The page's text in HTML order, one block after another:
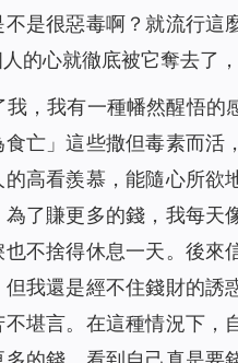
是很惡毒啊？就流行
的心就徹底被它奪去了
，我有一種幡然醒悟
亡」這些撒但毒素而活
的高看羨慕，能隨心所
了賺更多的錢，我每
不捨得休息一天。後
我還是經不住錢財的
堪言。在這種情況下